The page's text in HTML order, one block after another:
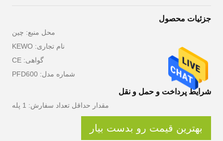
جزئیات محصول
محل منبع: چین
نام تجاری: KEWO
گواهی: CE
شماره مدل: PFD600
شرایط پرداخت و حمل و نقل
مقدار حداقل تعداد سفارش: 1 پله
بهترین قیمت رو بدست بیار